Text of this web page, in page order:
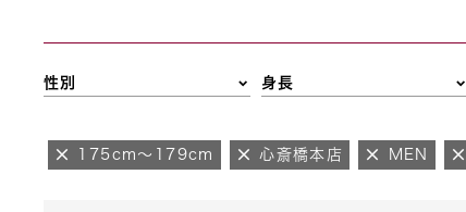
性別 身長
175cm～179cm 心斎橋本店 MEN